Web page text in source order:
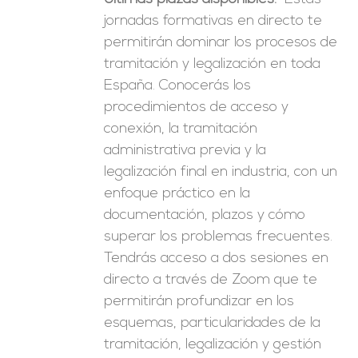
era:
246,00€.
es:
149,00€.
jornadas formativas en directo te
permitirán dominar los procesos de
tramitación y legalización en toda
España. Conocerás los
procedimientos de acceso y
conexión, la tramitación
administrativa previa y la
legalización final en industria, con un
enfoque práctico en la
documentación, plazos y cómo
superar los problemas frecuentes.
Tendrás acceso a dos sesiones en
directo a través de Zoom que te
permitirán profundizar en los
esquemas, particularidades de la
tramitación, legalización y gestión